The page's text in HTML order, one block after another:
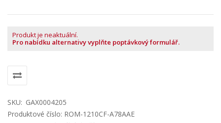
Produkt je neaktuální.
Pro nabídku alternativy vyplňte poptávkový formulář.
SKU: GAX0004205
Produktové číslo: ROM-1210CF-A78AAE